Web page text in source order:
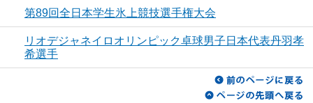
第89回全日本学生氷上競技選手権大会
リオデジャネイロオリンピック卓球男子日本代表丹羽孝
希選手